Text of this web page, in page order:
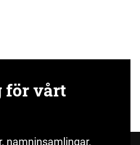
för vårt
namninsamlingar,